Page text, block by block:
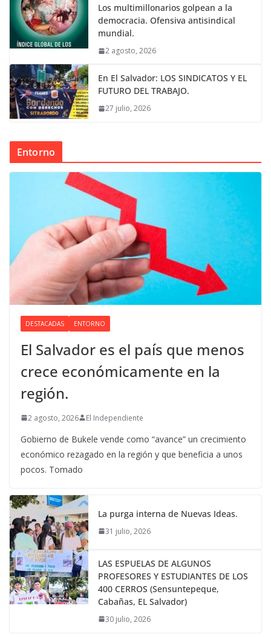
Los multimillonarios golpean a la
democracia. Ofensiva antisindical
mundial.
2 agosto, 2026
En El Salvador: LOS SINDICATOS Y EL
FUTURO DEL TRABAJO.
27 julio, 2026
Entorno
DESTACADAS ENTORNO
El Salvador es el país que menos
crece económicamente en la
región.
2 agosto, 2026 El Independiente
Gobierno de Bukele vende como “avance” un crecimiento
económico rezagado en la región y que beneficia a unos
pocos. Tomado
La purga interna de Nuevas Ideas.
31 julio, 2026
LAS ESPUELAS DE ALGUNOS
PROFESORES Y ESTUDIANTES DE LOS
400 CERROS (Sensuntepeque,
Cabañas, EL Salvador)
30 julio, 2026